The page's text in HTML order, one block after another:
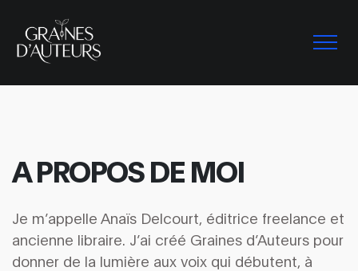
A PROPOS DE MOI
Je m’appelle Anaïs Delcourt, éditrice freelance et
ancienne libraire. J’ai créé Graines d’Auteurs pour
donner de la lumière aux voix qui débutent, à